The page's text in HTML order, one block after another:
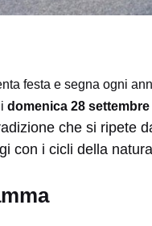
festa e segna ogni
domenica 28 settembre
che si ripete
con i cicli della